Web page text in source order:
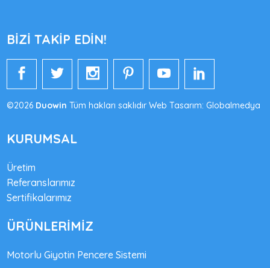
BİZİ TAKİP EDİN!
©2026 Duowin Tüm hakları saklıdır Web Tasarım: Globalmedya
KURUMSAL
Üretim
Referanslarımız
Sertifikalarımız
ÜRÜNLERİMİZ
Motorlu Giyotin Pencere Sistemi